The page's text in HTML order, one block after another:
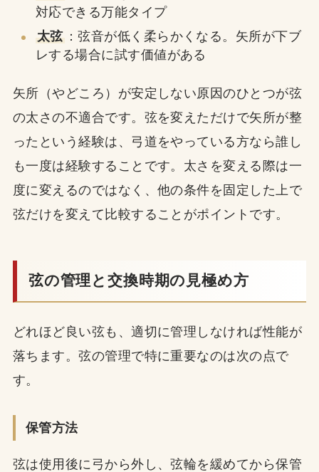
対応できる万能タイプ
太弦 ：弦音が低く柔らかくなる。矢所が下ブ
レする場合に試す価値がある
矢所（やどころ）が安定しない原因のひとつが弦
の太さの不適合です。弦を変えただけで矢所が整
ったという経験は、弓道をやっている方なら誰し
も一度は経験することです。太さを変える際は一
度に変えるのではなく、他の条件を固定した上で
弦だけを変えて比較することがポイントです。
弦の管理と交換時期の見極め方
どれほど良い弦も、適切に管理しなければ性能が
落ちます。弦の管理で特に重要なのは次の点で
す。
保管方法
弦は使用後に弓から外し、弦輪を緩めてから保管